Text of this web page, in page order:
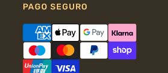
PAGO SEGURO